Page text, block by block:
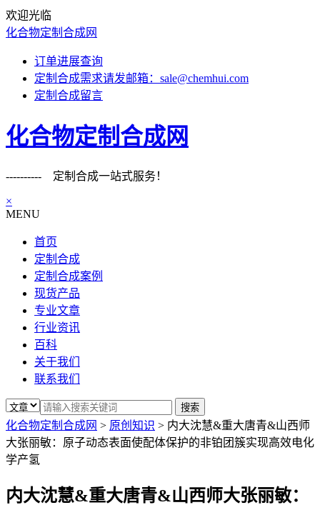
欢迎光临
化合物定制合成网
订单进展查询
定制合成需求请发邮箱：sale@chemhui.com
定制合成留言
化合物定制合成网
---------- 定制合成一站式服务！
×
MENU
首页
定制合成
定制合成案例
现货产品
专业文章
行业资讯
百科
关于我们
联系我们
化合物定制合成网 > 原创知识 > 内大沈慧&重大唐青&山西师
大张丽敏：原子动态表面使配体保护的非铂团簇实现高效电化
学产氢
内大沈慧&重大唐青&山西师大张丽敏：